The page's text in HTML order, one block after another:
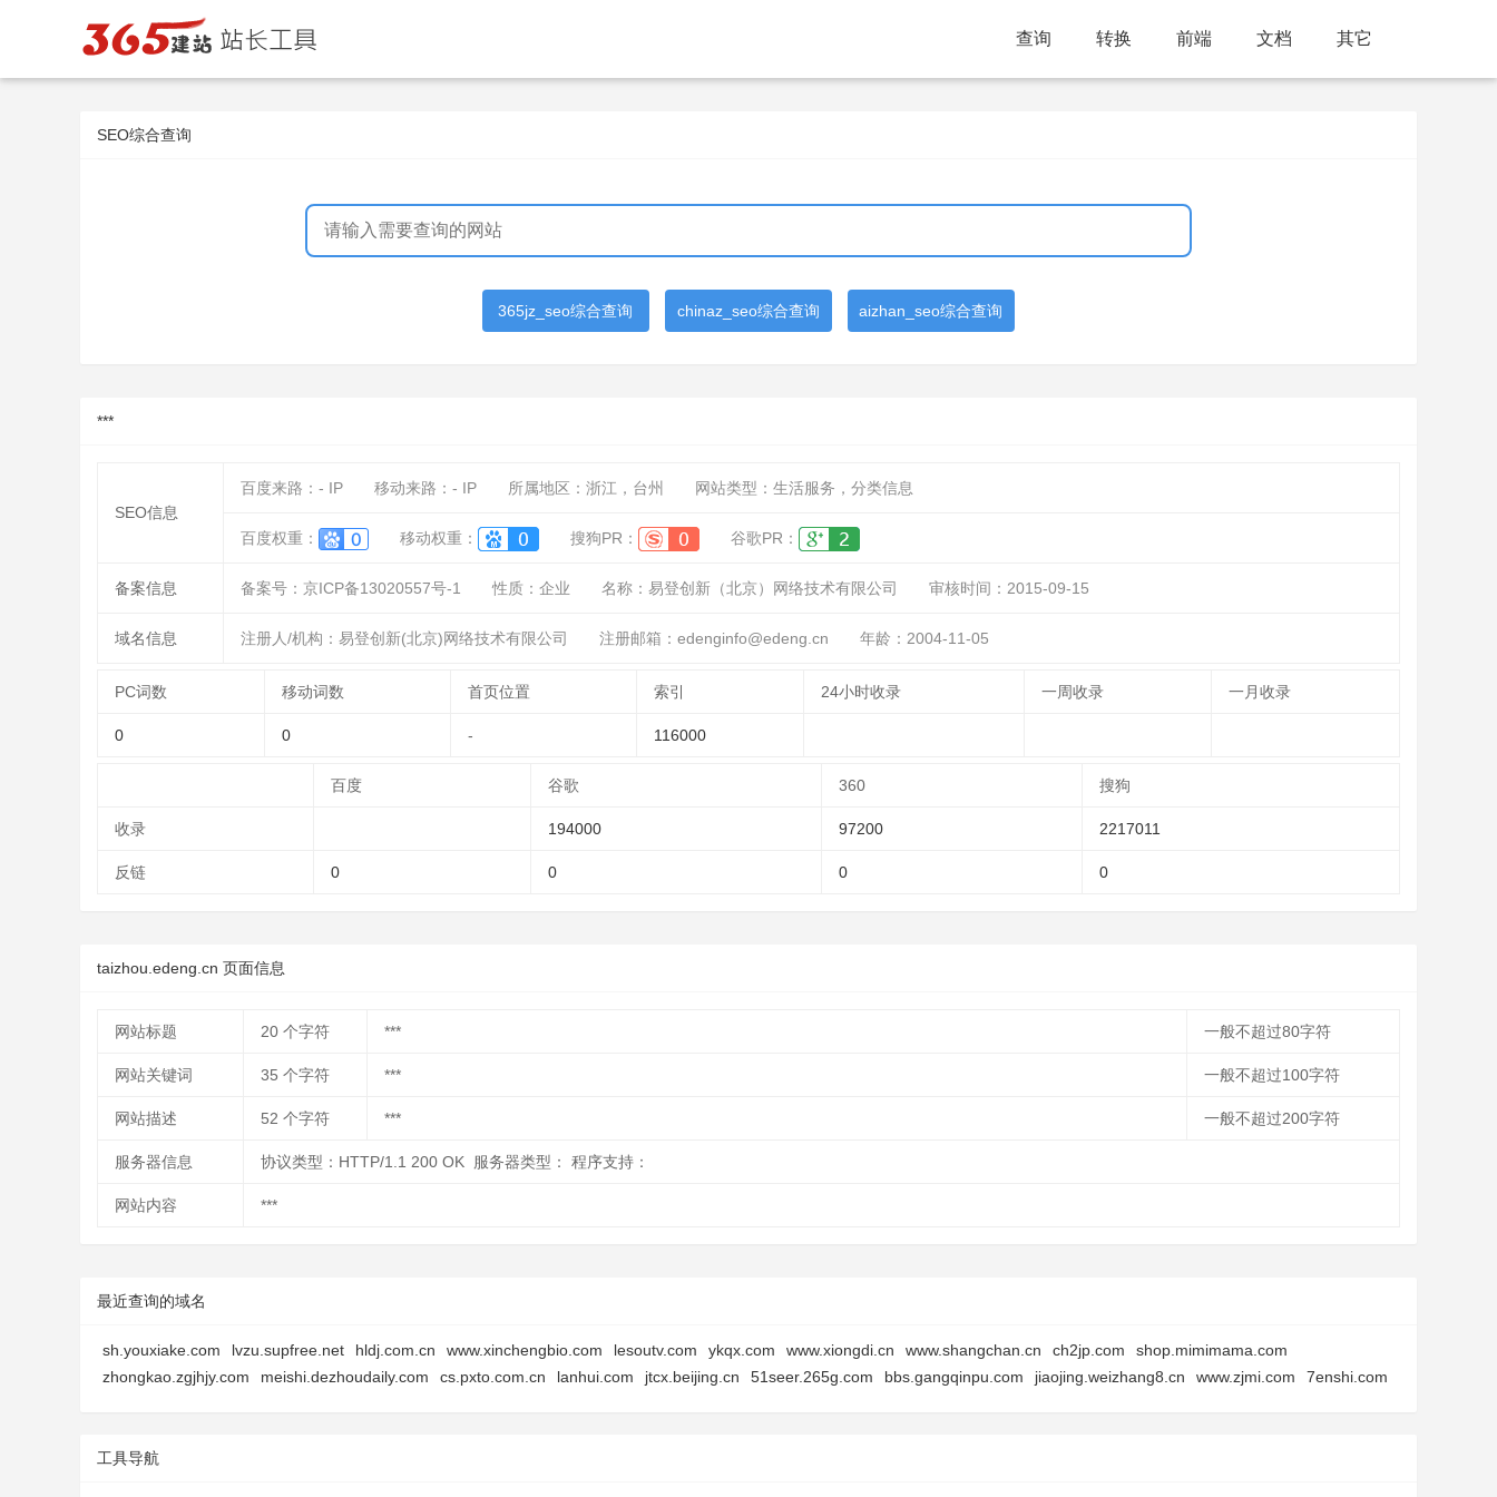
查询 转换 前端 文档 其它
SEO综合查询
365jz_seo综合查询 chinaz_seo综合查询 aizhan_seo综合查询
***
SEO信息
百度来路： - IP 移动来路： - IP 所属地区：浙江，台州 网站类型：生活服务，分类信息
百度权重： 移动权重： 搜狗PR： 谷歌PR：
备案信息 备案号：京ICP备13020557号-1 性质： 企业 名称： 易登创新（北京）网络技术有限公司 审核时间： 2015-09-15
域名信息 注册人/机构：易登创新(北京)网络技术有限公司 注册邮箱：edenginfo@edeng.cn 年龄：2004-11-05
PC词数 移动词数 首页位置 索引 24小时收录 一周收录 一月收录
0 0 - 116000
百度 谷歌 360 搜狗
收录 194000 97200 2217011
反链 0 0 0 0
taizhou.edeng.cn 页面信息
网站标题 20 个字符 *** 一般不超过80字符
网站关键词 35 个字符 *** 一般不超过100字符
网站描述 52 个字符 *** 一般不超过200字符
服务器信息 协议类型：HTTP/1.1 200 OK 服务器类型： 程序支持：
网站内容 ***
最近查询的域名
sh.youxiake.com lvzu.supfree.net hldj.com.cn www.xinchengbio.com lesoutv.com ykqx.com www.xiongdi.cn www.shangchan.cn ch2jp.com
shop.mimimama.com
zhongkao.zgjhjy.com
meishi.dezhoudaily.com cs.pxto.com.cn lanhui.com jtcx.beijing.cn 51seer.265g.com bbs.gangqinpu.com jiaojing.weizhang8.cn www.zjmi.com 7enshi.com
工具导航